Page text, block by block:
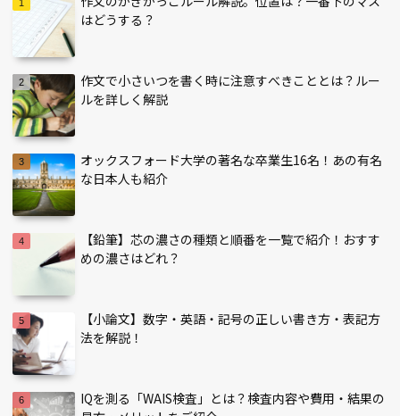
はどうする？
作文で小さいつを書く時に注意すべきこととは？ルー
ルを詳しく解説
オックスフォード大学の著名な卒業生16名！あの有名
な日本人も紹介
【鉛筆】芯の濃さの種類と順番を一覧で紹介！おすす
めの濃さはどれ？
【小論文】数字・英語・記号の正しい書き方・表記方
法を解説！
IQを測る「WAIS検査」とは？検査内容や費用・結果の